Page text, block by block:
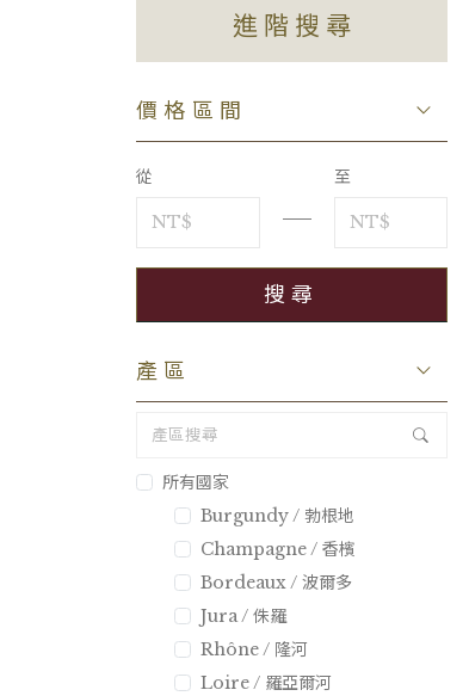
進階搜尋
價格區間
從 至
產區
所有國家
Burgundy / 勃根地
Champagne / 香檳
Bordeaux / 波爾多
Jura / 侏羅
Rhône / 隆河
Loire / 羅亞爾河